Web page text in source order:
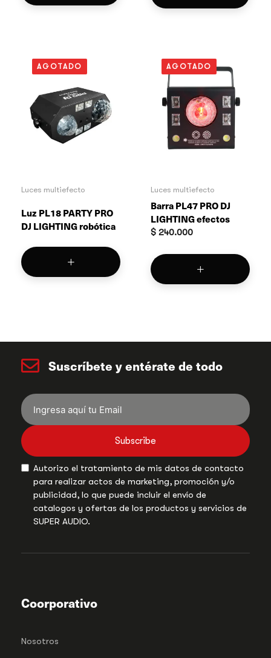
AGOTADO
Luces multiefecto
Luz PL18 PARTY PRO
DJ LIGHTING robótica
AGOTADO
Luces multiefecto
Barra PL47 PRO DJ
LIGHTING efectos
$ 240.000
Suscríbete y entérate de todo
Subscribe
Autorizo el tratamiento de mis datos de contacto
para realizar actos de marketing, promoción y/o
publicidad, lo que puede incluir el envío de
catalogos y ofertas de los productos y servicios de
SUPER AUDIO.
Coorporativo
Nosotros